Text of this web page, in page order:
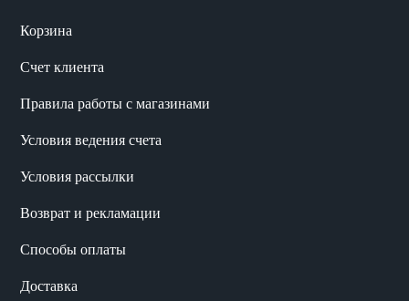
Корзина
Счет клиента
Правила работы с магазинами
Условия ведения счета
Условия рассылки
Возврат и рекламации
Способы оплаты
Доставка